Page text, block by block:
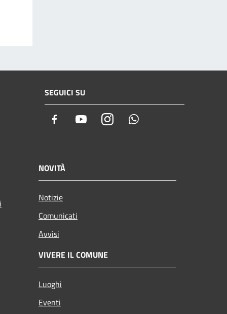
SEGUICI SU
Facebook YoutubeInstagram
NOVITÀ
Notizie
Comunicati
Avvisi
VIVERE IL COMUNE
Luoghi
Eventi